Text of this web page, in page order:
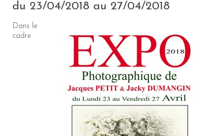
du 23/04/2018 au 27/04/2018
Dans le
cadre